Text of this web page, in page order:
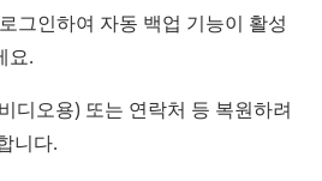
그인하여 자동 백업 기능이 활성
요.
디오용) 또는 연락처 등 복원하려
니다.